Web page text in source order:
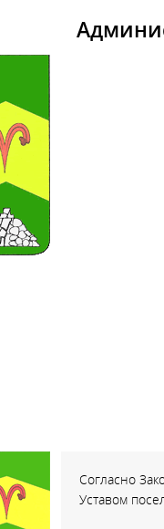
Согласно
Уставом